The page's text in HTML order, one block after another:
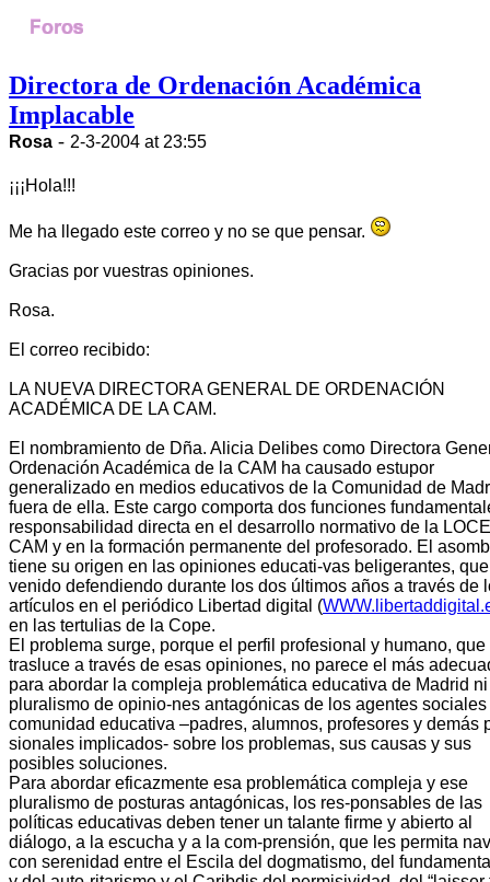
Directora de Ordenación Académica
Implacable
Rosa - 2-3-2004 at 23:55
¡¡¡Hola!!!
Me ha llegado este correo y no se que pensar.
Gracias por vuestras opiniones.
Rosa.
El correo recibido:
LA NUEVA DIRECTORA GENERAL DE ORDENACIÓN
ACADÉMICA DE LA CAM.
El nombramiento de Dña. Alicia Delibes como Directora
Ordenación Académica de la CAM ha causado estupor
generalizado en medios educativos de la Comunidad de
fuera de ella. Este cargo comporta dos funciones
responsabilidad directa en el desarrollo normativo de la
CAM y en la formación permanente del profesorado. El
tiene su origen en las opiniones educati-vas beligerantes,
venido defendiendo durante los dos últimos años a través de
artículos en el periódico Libertad digital (
en las tertulias de la Cope.
El problema surge, porque el perfil profesional y humano, que
trasluce a través de esas opiniones, no parece el más
para abordar la compleja problemática educativa de Madrid
pluralismo de opinio-nes antagónicas de los agentes
comunidad educativa –padres, alumnos, profesores y demás
sionales implicados- sobre los problemas, sus causas y sus
posibles soluciones.
Para abordar eficazmente esa problemática compleja y ese
pluralismo de posturas antagónicas, los res-ponsables de las
políticas educativas deben tener un talante firme y abierto al
diálogo, a la escucha y a la com-prensión, que les permita
con serenidad entre el Escila del dogmatismo, del